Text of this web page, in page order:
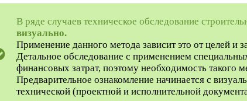
В ряде случаев техническое обследование
визуально.
Применение данного метода зависит это от целей и
Детальное обследование с применением
финансовых затрат, поэтому необходимость такого
Предварительное ознакомление начинается с
технической (проектной и исполнительной